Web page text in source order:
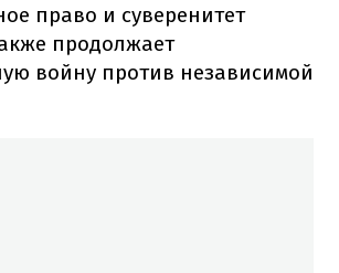
право и суверенитет
продолжает
войну против независимой